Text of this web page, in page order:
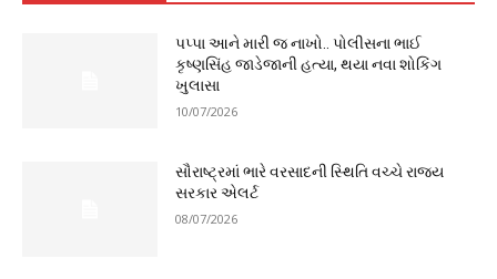
પપ્પા આને મારી જ નાખો.. પોલીસના ભાઈ
કૃષ્ણસિંહ જાડેજાની હત્યા, થયા નવા શોકિંગ
ખુલાસા
10/07/2026
સૌરાષ્ટ્રમાં ભારે વરસાદની સ્થિતિ વચ્ચે રાજ્ય
સરકાર એલર્ટ
08/07/2026